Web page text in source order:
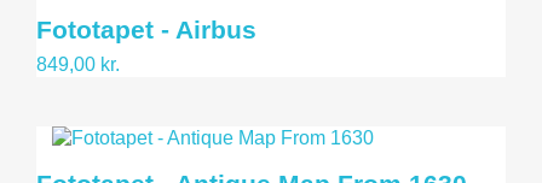
Fototapet - Airbus
849,00 kr.